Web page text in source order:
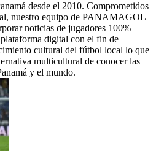
desde el 2010. Comprometidos
nuestro equipo de PANAMAGOL
noticias de jugadores 100%
digital con el fin de
cultural del fútbol local lo que
multicultural de conocer las
y el mundo.